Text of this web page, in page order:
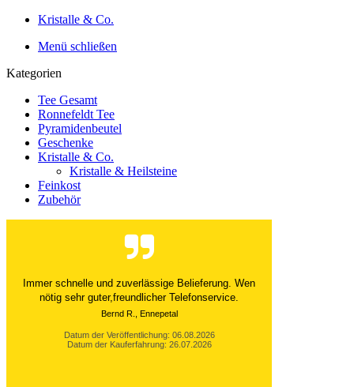
Kristalle & Co.
Menü schließen
Kategorien
Tee Gesamt
Ronnefeldt Tee
Pyramidenbeutel
Geschenke
Kristalle & Co.
Kristalle & Heilsteine
Feinkost
Zubehör
Immer schnelle und zuverlässige Belieferung. Wen
nötig sehr guter,freundlicher Telefonservice.
Bernd R., Ennepetal
Datum der Veröffentlichung: 06.08.2026
Datum der Kauferfahrung: 26.07.2026